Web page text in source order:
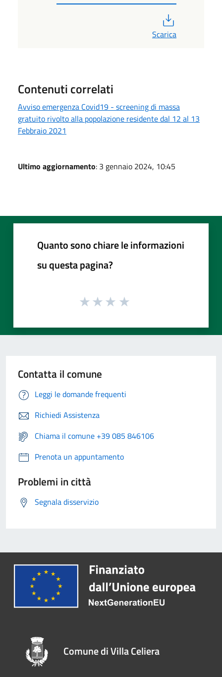
Scarica
Contenuti correlati
Avviso emergenza Covid19 - screening di massa
gratuito rivolto alla popolazione residente dal 12 al 13
Febbraio 2021
Ultimo aggiornamento: 3 gennaio 2024, 10:45
Quanto sono chiare le informazioni
su questa pagina?
Contatta il comune
Leggi le domande frequenti
Richiedi Assistenza
Chiama il comune +39 085 846106
Prenota un appuntamento
Problemi in città
Segnala disservizio
Comune di Villa Celiera